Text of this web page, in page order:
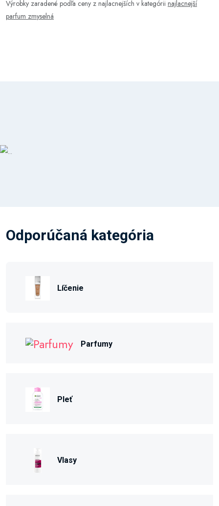
Výrobky zaradené podľa ceny z najlacnejších v kategórii najlacnejší
parfum zmyselná
Odporúčaná kategória
Líčenie
Parfumy
Pleť
Vlasy